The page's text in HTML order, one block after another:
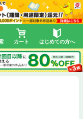
カート はじめての方へ